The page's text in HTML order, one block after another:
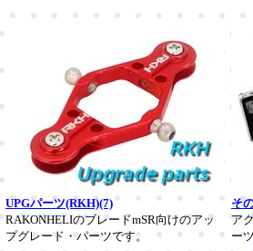
UPGパーツ(RKH)(7)
RAKONHELIのブレードmSR向けのアッ
プグレード・パーツです。
そ
ア
ー